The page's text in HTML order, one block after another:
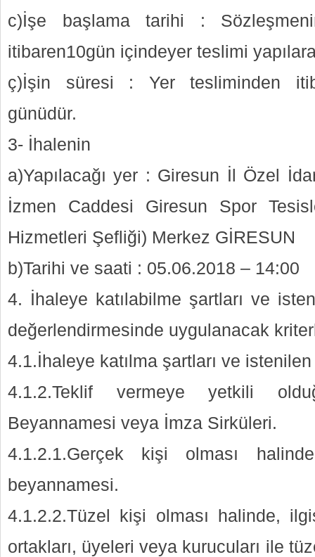
c)İşe başlama tarihi :
itibaren10gün içindeyer teslimi
ç)İşin süresi : Yer tesliminden
günüdür.
3- İhalenin
a)Yapılacağı yer : Giresun İl Özel
İzmen Caddesi Giresun Spor
Hizmetleri Şefliği) Merkez GİRESUN
b)Tarihi ve saati : 05.06.2018 – 14:00
4. İhaleye katılabilme şartları ve
değerlendirmesinde uygulanacak
4.1.İhaleye katılma şartları ve
4.1.2.Teklif vermeye yetkili
Beyannamesi veya İmza Sirküleri.
4.1.2.1.Gerçek kişi olması
beyannamesi.
4.1.2.2.Tüzel kişi olması halinde,
ortakları, üyeleri veya kurucuları ile